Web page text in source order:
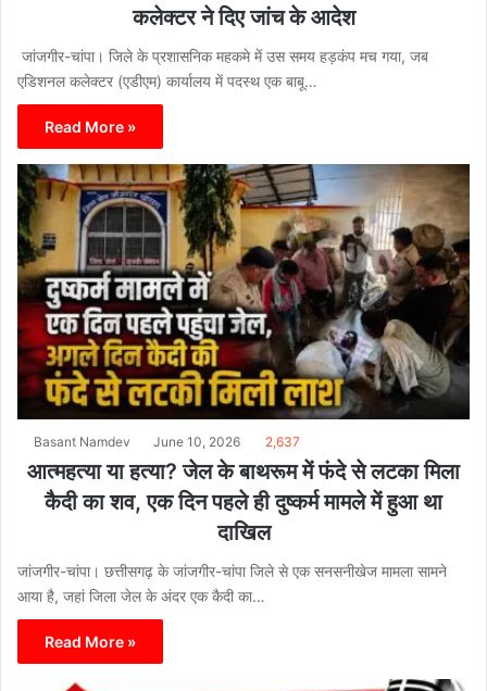
कलेक्टर ने दिए जांच के आदेश
जांजगीर-चांपा। जिले के प्रशासनिक महकमे में उस समय हड़कंप मच गया, जब
एडिशनल कलेक्टर (एडीएम) कार्यालय में पदस्थ एक बाबू…
Read More »
Basant Namdev June 10, 2026 2,637
आत्महत्या या हत्या? जेल के बाथरूम में फंदे से लटका मिला
कैदी का शव, एक दिन पहले ही दुष्कर्म मामले में हुआ था
दाखिल
जांजगीर-चांपा। छत्तीसगढ़ के जांजगीर-चांपा जिले से एक सनसनीखेज मामला सामने
आया है, जहां जिला जेल के अंदर एक कैदी का…
Read More »